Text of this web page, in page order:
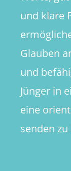
und klare
Glauben
und
Jünger in
eine
senden zu